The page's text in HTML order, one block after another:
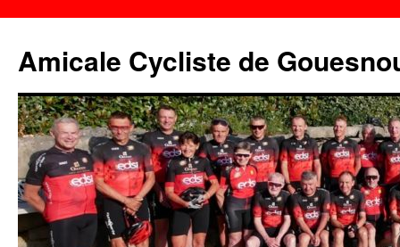
contenu
Amicale Cycliste de